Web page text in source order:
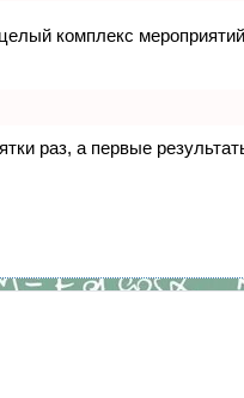
комплекс
раз, а первые